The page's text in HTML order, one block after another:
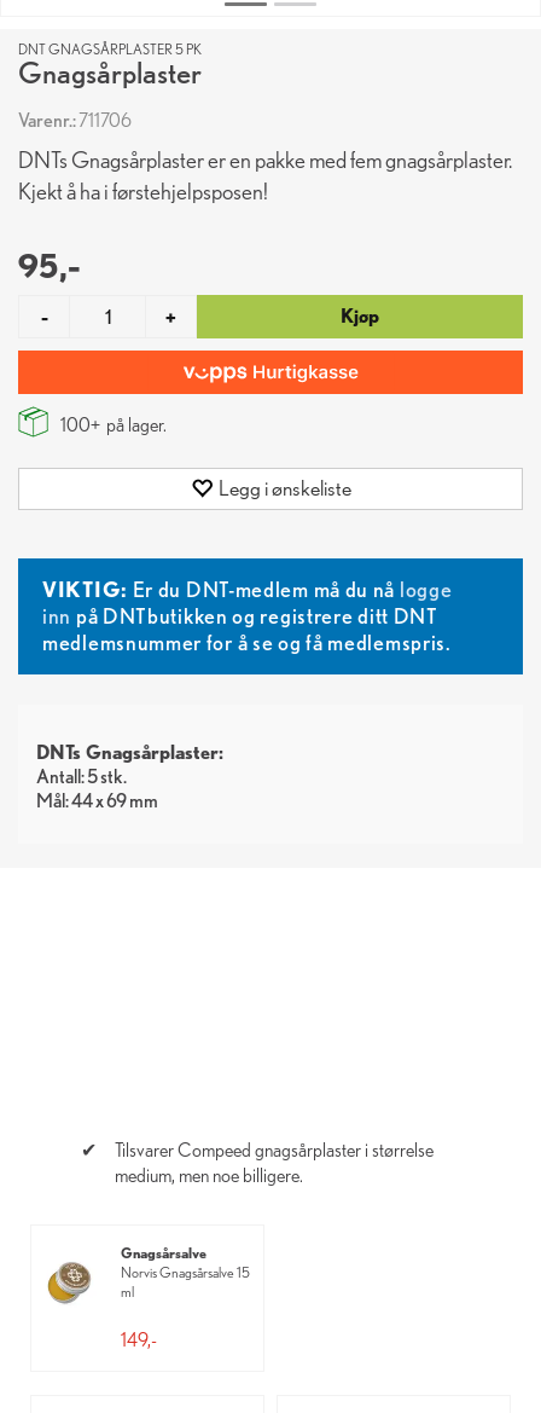
DNT GNAGSÅRPLASTER 5 PK
Gnagsårplaster
Varenr.:711706
DNTs Gnagsårplaster er en pakke med fem gnagsårplaster.
Kjekt å ha i førstehjelpsposen!
95,-
- + Kjøp
100+ på lager.
Legg i ønskeliste
VIKTIG: Er du DNT-medlem må du nå logge
inn på DNTbutikken og registrere ditt DNT
medlemsnummer for å se og få medlemspris.
DNTs Gnagsårplaster:
Antall: 5 stk.
Mål: 44 x 69 mm
Tilsvarer Compeed gnagsårplaster i størrelse
medium, men noe billigere.
Gnagsårsalve
Norvis Gnagsårsalve 15
ml
149,-